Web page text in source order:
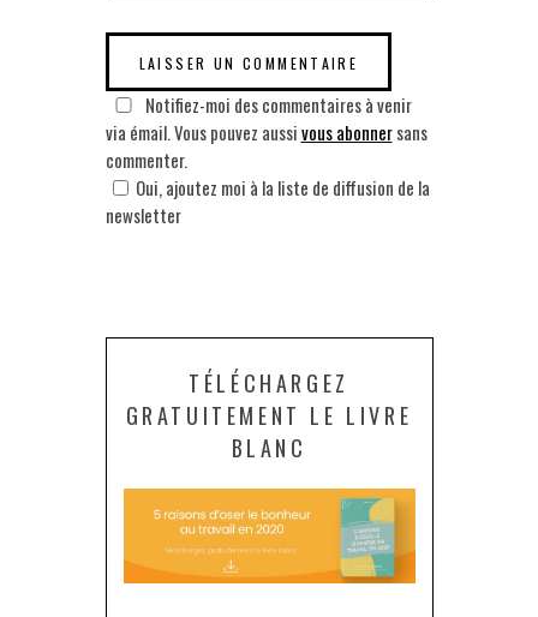
Notifiez-moi des commentaires à venir
via émail. Vous pouvez aussivous abonnersans
commenter.
Oui, ajoutez moi à la liste de diffusion de la
newsletter
TÉLÉCHARGEZ
GRATUITEMENT LE LIVRE
BLANC